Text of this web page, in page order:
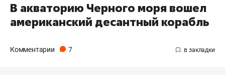
В акваторию Черного моря вошел
американский десантный корабль
Комментарии 7